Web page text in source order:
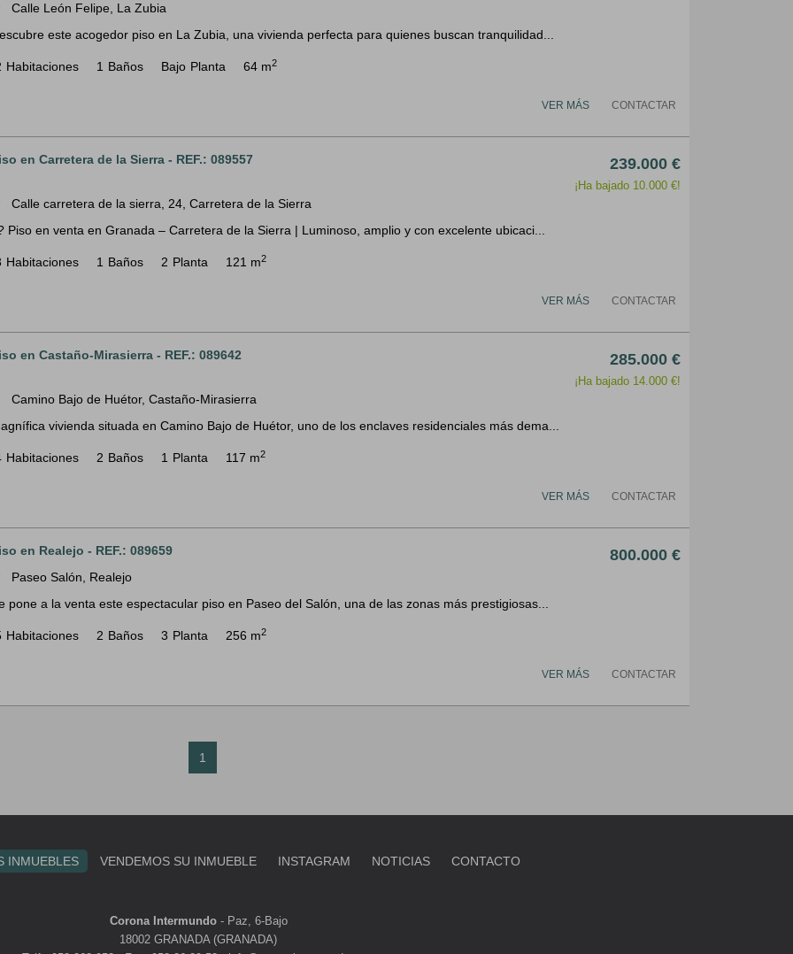
Calle León Felipe, La Zubia
este acogedor piso en La Zubia, una vivienda perfecta para quienes buscan tranquilidad...
Habitaciones 1 Baños Bajo Planta 64 m2
CONTACTAR
VER MÁS
en Carretera de la Sierra - REF.: 089557 239.000 €
¡Ha bajado 10.000 €!
Calle carretera de la sierra, 24, Carretera de la Sierra
Piso en venta en Granada – Carretera de la Sierra | Luminoso, amplio y con excelente ubicaci...
Habitaciones 1 Baños 2 Planta 121 m2
CONTACTAR
VER MÁS
en Castaño-Mirasierra - REF.: 089642 285.000 €
¡Ha bajado 14.000 €!
Camino Bajo de Huétor, Castaño-Mirasierra
vivienda situada en Camino Bajo de Huétor, uno de los enclaves residenciales más dema...
Habitaciones 2 Baños 1 Planta 117 m2
CONTACTAR
VER MÁS
en Realejo - REF.: 089659 800.000 €
Paseo Salón, Realejo
pone a la venta este espectacular piso en Paseo del Salón, una de las zonas más prestigiosas...
Habitaciones 2 Baños 3 Planta 256 m2
CONTACTAR
VER MÁS
1
INMUEBLES VENDEMOS SU INMUEBLE INSTAGRAM NOTICIAS CONTACTO
Corona Intermundo - Paz, 6-Bajo
18002 GRANADA (GRANADA)